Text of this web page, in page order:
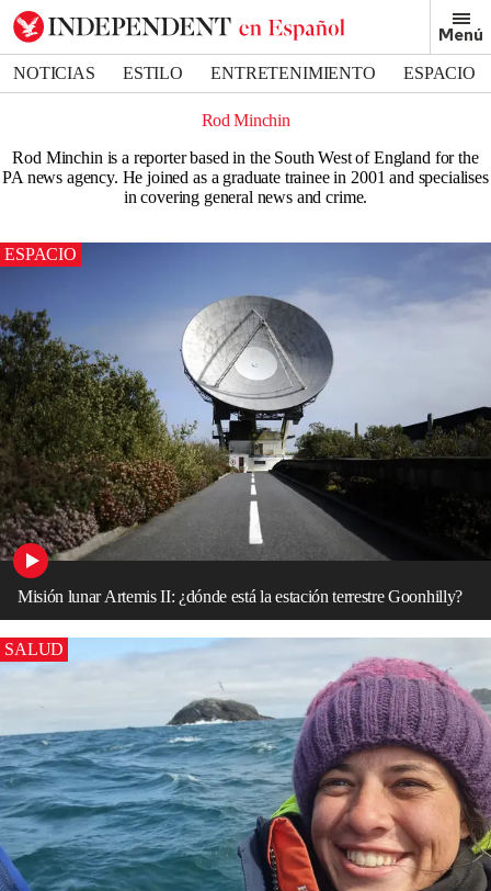
Menú
NOTICIAS ESTILO ENTRETENIMIENTO
ESPACIO
Rod Minchin
Rod Minchin is a reporter based in the South West of England for the
PA news agency. He joined as a graduate trainee in 2001 and specialises
in covering general news and crime.
ESPACIO
Misión lunar Artemis II: ¿dónde está la estación terrestre Goonhilly?
SALUD